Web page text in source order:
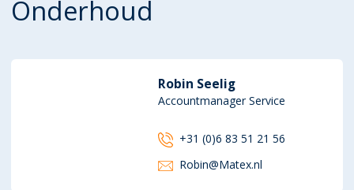
Onderhoud
Robin Seelig
Accountmanager Service
+31 (0)6 83 51 21 56
Robin@Matex.nl